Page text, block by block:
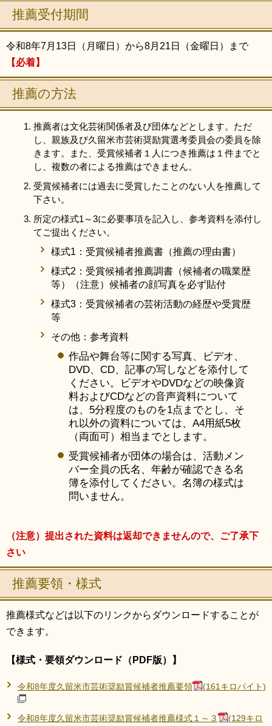
推薦受付期間
令和8年7月13日（月曜日）から8月21日（金曜日）まで
【必着】
推薦の方法
推薦者は文化芸術関係者及び団体などとします。ただ
し、親族及び久留米市芸術奨励賞選考委員会の委員を除
きます。また、受賞候補者１人につき推薦は１件までと
し、複数の者による推薦はできません。
受賞候補者には過去に受賞したことのない人を推薦して
下さい。
所定の様式1～3に必要事項を記入し、参考資料を添付し
てご提出ください。
様式1：受賞候補者推薦書（推薦の理由書）
様式2：受賞候補者推薦調書（候補者の職業歴
等）（注意）候補者の顔写真を必ず貼付
様式3：受賞候補者の芸術活動の経歴や受賞歴
等
その他：参考資料
作品や舞台等に関する写真、ビデオ、
DVD、CD、記事の写しなどを添付して
ください。ビデオやDVDなどの映像資
料およびCDなどの音声資料について
は、5分程度のものを1点までとし、そ
れ以外の資料については、A4用紙5枚
（両面可）相当までとします。
受賞候補者が団体の場合は、活動メン
バー全員の氏名、年齢が確認できる名
簿を添付してください。名簿の様式は
問いません。
（注意）提出された資料は返却できませんので、ご了承下
さい
推薦要領・様式
推薦様式などは以下のリンクからダウンロードすることが
できます。
【様式・要領ダウンロード（PDF版）】
令和8年度久留米市芸術奨励賞候補者推薦要領 (161キロバイト)
令和8年度久留米市芸術奨励賞候補者推薦様式１～３
(129キロ